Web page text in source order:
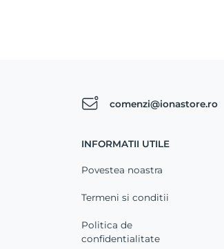
comenzi@ionastore.ro
INFORMATII UTILE
Povestea noastra
Termeni si conditii
Politica de
confidentialitate